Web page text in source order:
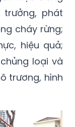
phát
cháy rừng;
hiệu quả;
loại và
trương, hình